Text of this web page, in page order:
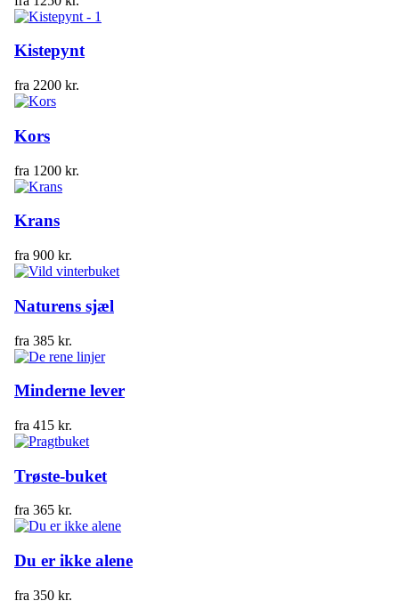
Kistepynt
fra 2200 kr.
Kors
fra 1200 kr.
Krans
fra 900 kr.
Naturens sjæl
fra 385 kr.
Minderne lever
fra 415 kr.
Trøste-buket
fra 365 kr.
Du er ikke alene
fra 350 kr.